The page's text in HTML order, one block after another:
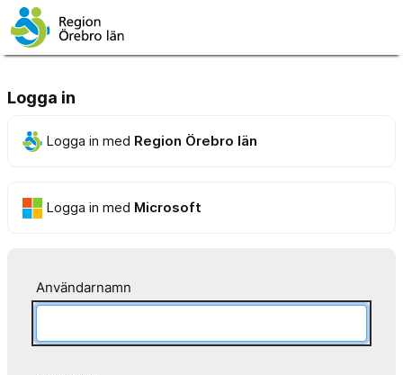
Logga in
Logga in med Region Örebro län
Logga in med Microsoft
Användarnamn